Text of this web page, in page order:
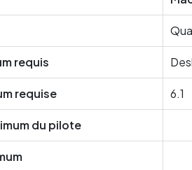
requis
requise 6.1
du pilote